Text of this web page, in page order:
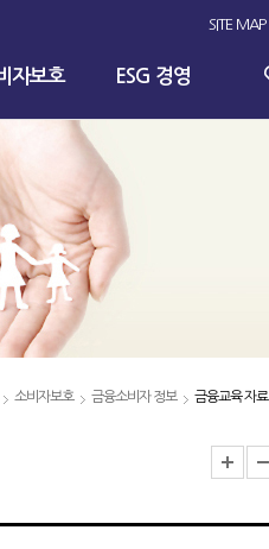
SITE MAP
자보호 ESG 경영
소비자보호 금융소비자 정보 금융교육 자료